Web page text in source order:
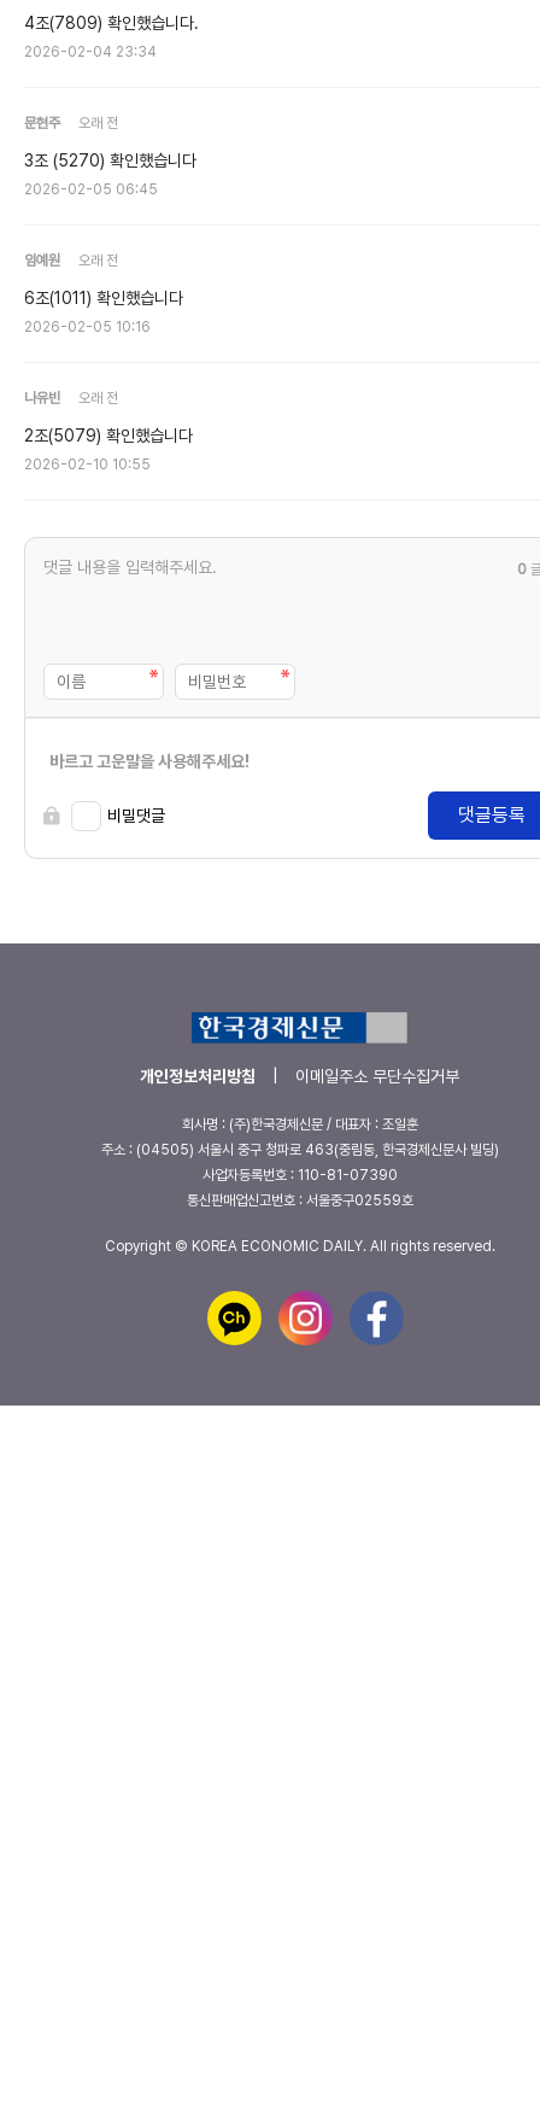
4조(7809) 확인했습니다.
2026-02-04 23:34
문현주 오래 전
3조 (5270) 확인했습니다
2026-02-05 06:45
임예원 오래 전
6조(1011) 확인했습니다
2026-02-05 10:16
나유빈 오래 전
2조(5079) 확인했습니다
2026-02-10 10:55
0
바르고 고운말을 사용해주세요!
비밀댓글 댓글등록
개인정보처리방침 이메일주소 무단수집거부
회사명 : (주)한국경제신문 / 대표자 : 조일훈
주소 : (04505) 서울시 중구 청파로 463(중림동, 한국경제신문사 빌딩)
사업자등록번호 : 110-81-07390
통신판매업신고번호 : 서울중구02559호
Copyright © KOREA ECONOMIC DAILY. All rights reserved.